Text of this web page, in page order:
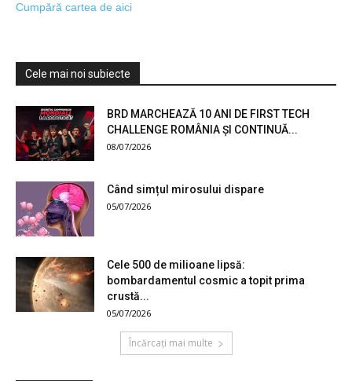
Cumpără cartea de aici
Cele mai noi subiecte
BRD MARCHEAZĂ 10 ANI DE FIRST TECH
CHALLENGE ROMÂNIA ȘI CONTINUĂ...
08/07/2026
Când simțul mirosului dispare
05/07/2026
Cele 500 de milioane lipsă:
bombardamentul cosmic a topit prima
crustă...
05/07/2026
Încărcați mai multe